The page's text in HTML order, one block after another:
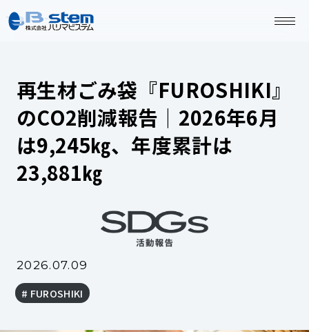
再生材ごみ袋『FUROSHIKI』
のCO2削減報告｜2026年6月
は9,245㎏、年度累計は
23,881㎏
2026.07.09
FUROSHIKI